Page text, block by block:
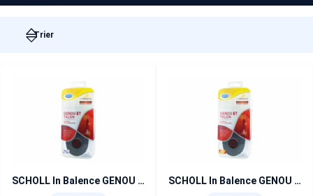
SCHOLL In Balence GENOU ET TALON Semelles Anti-douleur T 37 – 39,5 SCHOLL In Balence GENOU ET TALON Semelles Anti-douleur T 40 – 42